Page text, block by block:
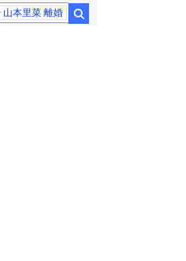
山本里菜 離婚